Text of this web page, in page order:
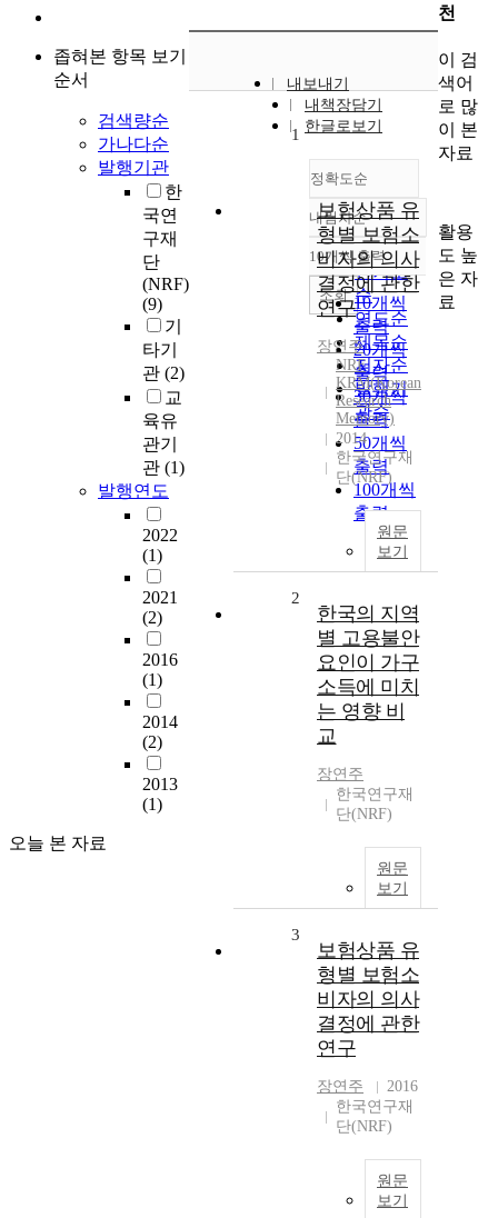
좁혀본 항목 보기
순서
검색량순
가나다순
발행기관
한
국연
구재
단
(NRF)
(9)
기
타기
관 (2)
교
육유
관기
관 (1)
발행연도
2022
(1)
2021
(2)
2016
(1)
2014
(2)
2013
(1)
오늘 본 자료
내보내기
내책장담기
한글로보기
정확도순
정확도
순
인기도
순
연도순
제목순
저자순
발행기
관순
내림차순
내림차순
10개씩 출력
10개씩
출력
20개씩
출력
30개씩
출력
50개씩
출력
100개씩
출력
조회
1
보험상품 유
형별 보험소
비자의 의사
결정에 관한
연구
장연주
NRF
KRM(Korean
Research
Memory)
2014
한국연구재
단(NRF)
원문
보기
2
한국의 지역
별 고용불안
요인이 가구
소득에 미치
는 영향 비
교
장연주
한국연구재
단(NRF)
원문
보기
3
보험상품 유
형별 보험소
비자의 의사
결정에 관한
연구
장연주
2016
한국연구재
단(NRF)
원문
보기
천
이 검
색어
로 많
이 본
자료
활용
도 높
은 자
료